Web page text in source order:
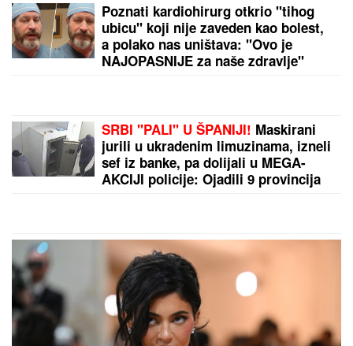
Poznati kardiohirurg otkrio "tihog
ubicu" koji nije zaveden kao bolest,
a polako nas uništava: "Ovo je
NAJOPASNIJE za naše zdravlje"
SRBI "PALI" U ŠPANIJI! Maskirani
jurili u ukradenim limuzinama, izneli
sef iz banke, pa dolijali u MEGA-
AKCIJI policije: Ojadili 9 provincija